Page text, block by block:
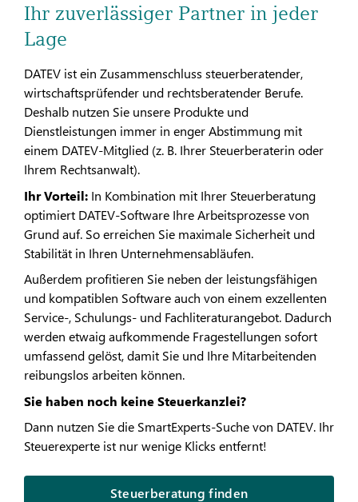
Ihr zuverlässiger Partner in jeder
Lage
DATEV ist ein Zusammenschluss steuerberatender,
wirtschaftsprüfender und rechtsberatender Berufe.
Deshalb nutzen Sie unsere Produkte und
Dienstleistungen immer in enger Abstimmung mit
einem DATEV-Mitglied (z. B. Ihrer Steuerberaterin oder
Ihrem Rechtsanwalt).​​
Ihr Vorteil: In Kombination mit Ihrer Steuerberatung
optimiert DATEV-Software Ihre Arbeitsprozesse von
Grund auf. So erreichen Sie maximale Sicherheit und
Stabilität in Ihren Unternehmensabläufen.
Außerdem profitieren Sie neben der leistungsfähigen
und kompatiblen Software auch von einem exzellenten
Service-, Schulungs- und Fachliteraturangebot. Dadurch
werden etwaig aufkommende Fragestellungen sofort
umfassend gelöst, damit Sie und Ihre Mitarbeitenden
reibungslos arbeiten können.​
Sie haben noch keine Steuerkanzlei?
Dann nutzen Sie die SmartExperts-Suche von DATEV. Ihr
Steuerexperte ist nur wenige Klicks entfernt!
Steuerberatung finden